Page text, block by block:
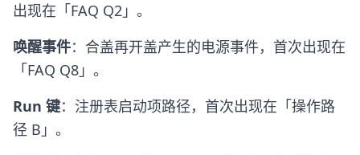
出现在「FAQ Q2」。
唤醒事件：合盖再开盖产生的电源事件，首次出现在
「FAQ Q8」。
Run 键：注册表启动项路径，首次出现在「操作路
径 B」。